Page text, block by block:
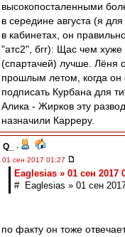
высокопосталенными
в середине августа (я
в кабинетах, он
"атс2", бгг): Щас чем
(спартачей) лучше. Лёня
прошлым летом, когда он
подписать Курбана для
Алика - Жирков эту
назначили Карреру.
Q_
-
01 сен 2017 01:27
Eaglesias » 01 сен 2017
# Eaglesias » 01 сен
по факту он тоже